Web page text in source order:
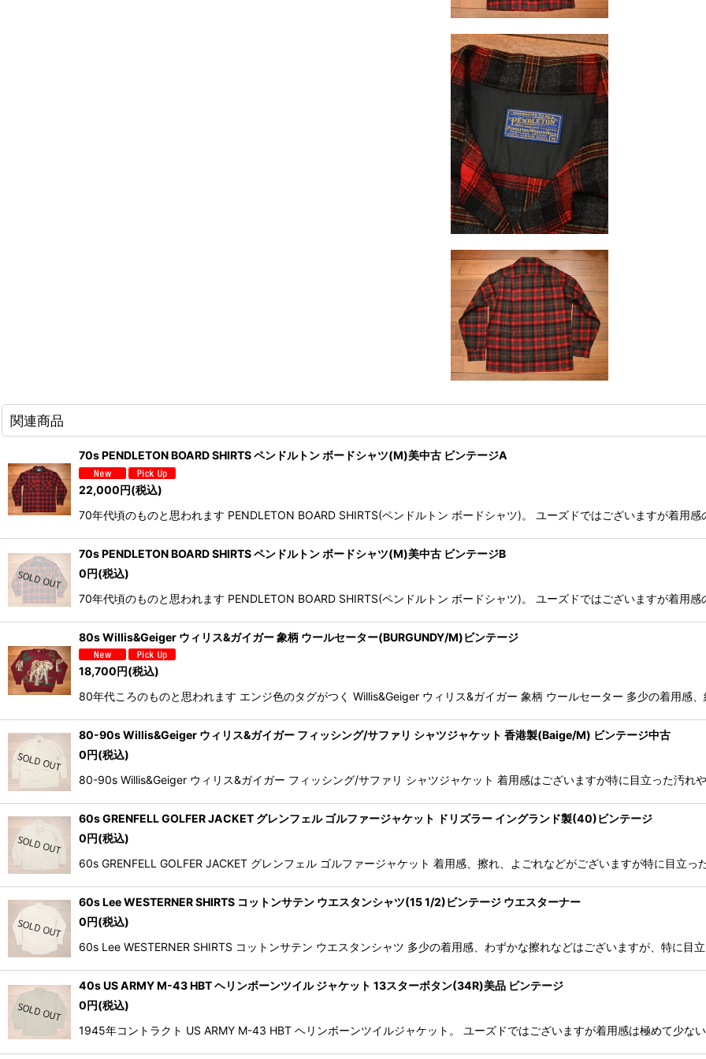
関連商品
70s PENDLETON BOARD SHIRTS ペンドルトン ボードシャツ(M)美中古 ビンテージA
22,000円(税込)
70年代頃のものと思われます PENDLETON BOARD SHIRTS(ペンドルトン ボードシャツ)。 ユーズドではございますが着用
70s PENDLETON BOARD SHIRTS ペンドルトン ボードシャツ(M)美中古 ビンテージB
0円(税込)
70年代頃のものと思われます PENDLETON BOARD SHIRTS(ペンドルトン ボードシャツ)。 ユーズドではございますが着
80s Willis&Geiger ウィリス&ガイガー 象柄 ウールセーター(BURGUNDY/M)ビンテージ
18,700円(税込)
80年代ころのものと思われます エンジ色のタグがつく Willis&Geiger ウィリス&ガイガー 象柄 ウールセーター 多少の着用感
80-90s Willis&Geiger ウィリス&ガイガー フィッシング/サファリ シャツジャケット 香港製(Baige/M) ビンテージ中古
0円(税込)
80-90s Willis&Geiger ウィリス&ガイガー フィッシング/サファリ シャツジャケット 着用感はございますが特に目立った汚れ
60s GRENFELL GOLFER JACKET グレンフェル ゴルファージャケット ドリズラー イングランド製(40)ビンテージ
0円(税込)
60s GRENFELL GOLFER JACKET グレンフェル ゴルファージャケット 着用感、擦れ、よごれなどがございますが特に目立
60s Lee WESTERNER SHIRTS コットンサテン ウエスタンシャツ(15 1/2)ビンテージ ウエスターナー
0円(税込)
60s Lee WESTERNER SHIRTS コットンサテン ウエスタンシャツ 多少の着用感、わずかな擦れなどはございますが、特に
40s US ARMY M-43 HBT ヘリンボーンツイル ジャケット 13スターボタン(34R)美品 ビンテージ
0円(税込)
1945年コントラクト US ARMY M-43 HBT ヘリンボーンツイルジャケット。 ユーズドではございますが着用感は極めて少な